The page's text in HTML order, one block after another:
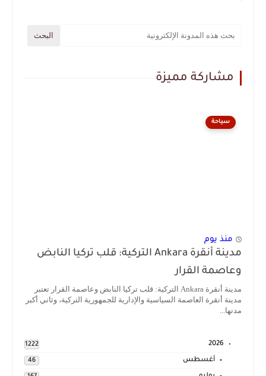
مشاركة مميزة
سياحة
منذ يوم
مدينة أنقرة Ankara التركية: قلب تركيا النابض
وعاصمة القرار
مدينة أنقرة Ankara التركية: قلب تركيا النابض وعاصمة القرار تعتبر
مدينة أنقرة العاصمة السياسية والإدارية للجمهورية التركية، وثاني أكبر
مدنها...
2026
1222
أغسطس 46